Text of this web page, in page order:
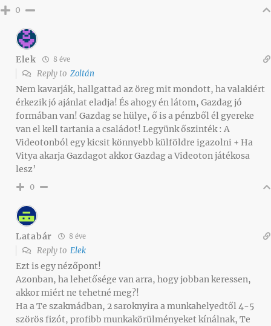
0
Elek 8 éve
Reply to Zoltán
Nem kavarják, hallgattad az öreg mit mondott, ha valakiért
érkezik jó ajánlat eladja! És ahogy én látom, Gazdag jó
formában van! Gazdag se hülye, ő is a pénzből él gyereke
van el kell tartania a családot! Legyünk őszinték : A
Videotonból egy kicsit könnyebb külföldre igazolni + Ha
Vitya akarja Gazdagot akkor Gazdag a Videoton játékosa
lesz’
0
Latabár 8 éve
Reply to Elek
Ezt is egy nézőpont!
Azonban, ha lehetősége van arra, hogy jobban keressen,
akkor miért ne tehetné meg?!
Ha a Te szakmádban, 2 saroknyira a munkahelyedtől 4-5
szörös fizót, profibb munkakörülményeket kínálnak, Te